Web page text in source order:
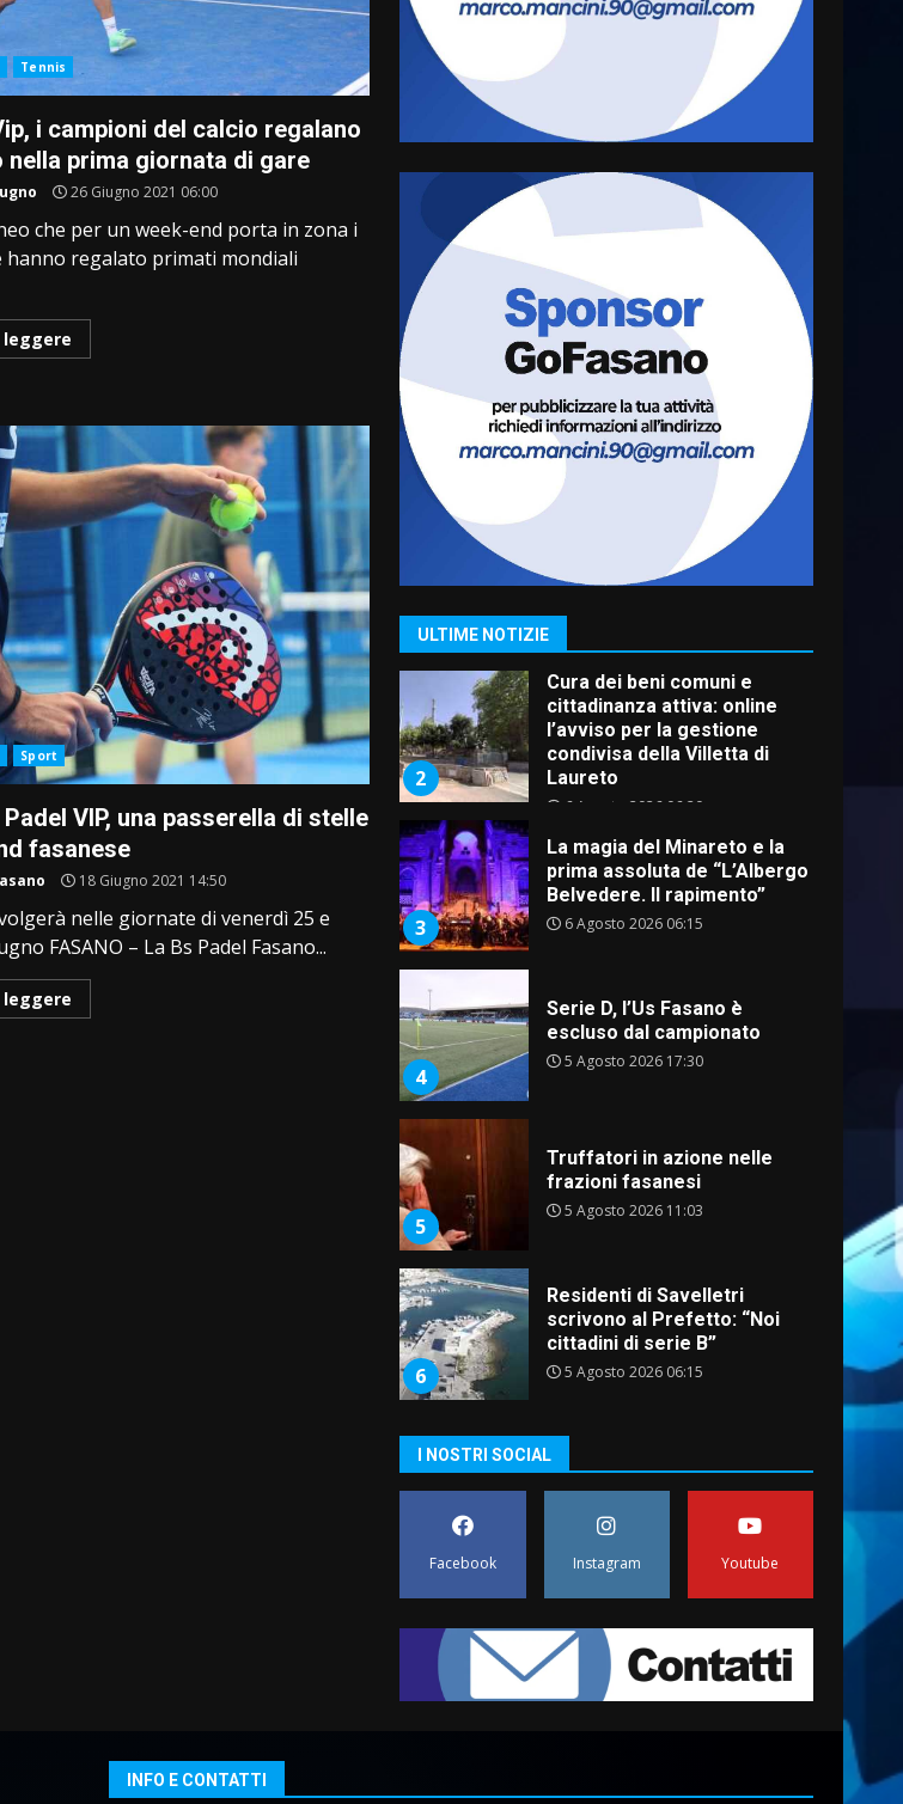
Tennis
i campioni del calcio regalano
prima giornata di gare
26 Giugno 2021 06:00
che per un week-end porta in zona i
hanno regalato primati mondiali
leggere
Sport
VIP, una passerella di stelle
fasanese
18 Giugno 2021 14:50
nelle giornate di venerdì 25 e
FASANO – La Bs Padel Fasano...
leggere
ULTIME NOTIZIE
4
5 Agosto 2026 17:30
5
Truffatori in azione nelle
frazioni fasanesi
scrivono al Prefetto: “Noi
cittadini di serie B”
5 Agosto 2026 06:15
7
A Savelletri torna la Sagra del
Pesce Spada: appuntamento
a sabato 8 agosto
5 Agosto 2026 06:10
1
Grazia Neglia, coordinatrice
cittadina di Fratelli d’Italia,
pronta a tornare in Consiglio
2
Cura dei beni comuni e
cittadinanza attiva: online
l’avviso per la gestione
condivisa della Villetta di
Laureto
6 Agosto 2026 06:20
3
La magia del Minareto e la
prima assoluta de “L’Albergo
Belvedere. Il rapimento”
6 Agosto 2026 06:15
4
Serie D, l’Us Fasano è
escluso dal campionato
5 Agosto 2026 17:30
5
Truffatori in azione nelle
frazioni fasanesi
5 Agosto 2026 11:03
6
Residenti di Savelletri
scrivono al Prefetto: “Noi
cittadini di serie B”
5 Agosto 2026 06:15
Pesce Spada: appuntamento
a sabato 8 agosto
5 Agosto 2026 06:10
pronta a tornare in Consiglio
comunale
6 Agosto 2026 08:00
I NOSTRI SOCIAL
Facebook Instagram Youtube
INFO E CONTATTI